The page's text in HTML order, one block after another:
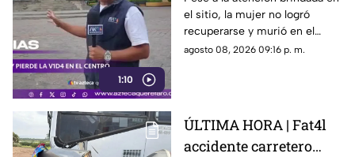
1:10
de Querétaro
el sitio, la mujer no logró
recuperarse y murió en el
lugar.
agosto 08, 2026 09:16 p. m.
ÚLTIMA HORA | Fat4l
accidente carretero